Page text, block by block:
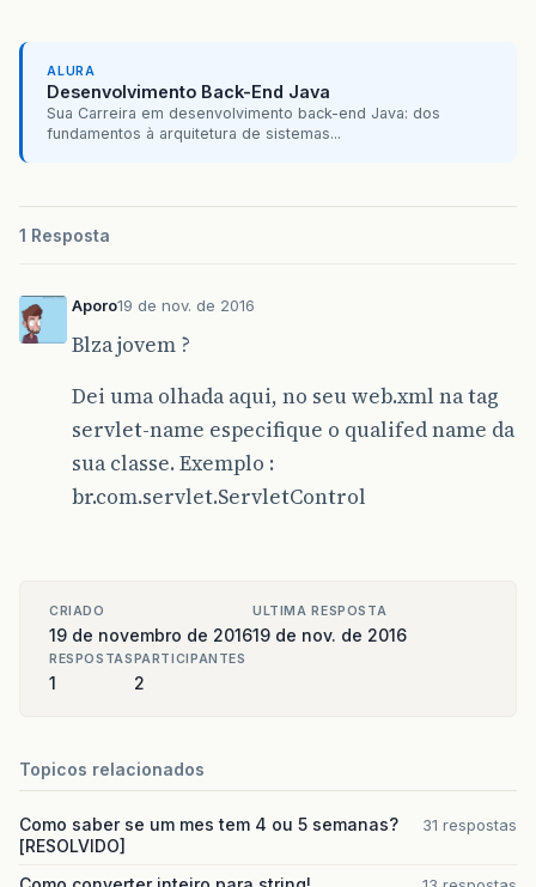
ALURA
Desenvolvimento Back-End Java
Sua Carreira em desenvolvimento back-end Java: dos
fundamentos à arquitetura de sistemas...
1 Resposta
Aporo19 de nov. de 2016
Blza jovem ?
Dei uma olhada aqui, no seu web.xml na tag
servlet-name especifique o qualifed name da
sua classe. Exemplo :
br.com.servlet.ServletControl
CRIADO
19 de novembro de 2016
ULTIMA RESPOSTA
19 de nov. de 2016
RESPOSTAS
1
PARTICIPANTES
2
Topicos relacionados
Como saber se um mes tem 4 ou 5 semanas?
[RESOLVIDO]
31 respostas